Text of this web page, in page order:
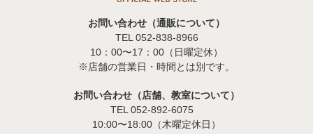
お問い合わせ（通販について）
TEL 052-838-8966
10：00〜17：00（日曜定休）
※店舗の営業日・時間とは別です。
お問い合わせ（店舗、教室について）
TEL 052-892-6075
10:00〜18:00（木曜定休日）